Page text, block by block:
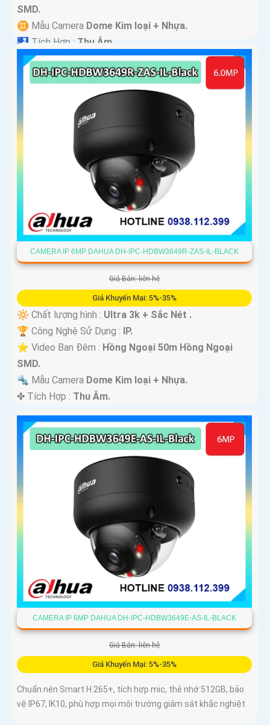
SMD.
♊ Mẫu Camera Dome Kim loại + Nhựa.
️🛃 Tích Hợp : Thu Âm.
CAMERA IP 6MP DAHUA DH-IPC-HDBW3649R-ZAS-IL-BLACK
Giá Bán: liên hệ
Giá Khuyến Mại: 5%-35%
🔆 Chất lượng hình : Ultra 3k + Sắc Nét .
🏆 Công Nghệ Sử Dụng :
IP.
⭐ Video Ban Đêm : Hồng Ngoại 50m Hồng Ngoại
SMD.
🔩 Mẫu Camera Dome Kim loại + Nhựa.
️✤ Tích Hợp : Thu Âm.
CAMERA IP 6MP DAHUA DH-IPC-HDBW3649E-AS-IL-BLACK
Giá Bán: liên hệ
Giá Khuyến Mại: 5%-35%
Chuẩn nén Smart H.265+, tích hợp mic, thẻ nhớ 512GB, bảo
vệ IP67, IK10, phù hợp mọi môi trường giám sát khắc nghiệt